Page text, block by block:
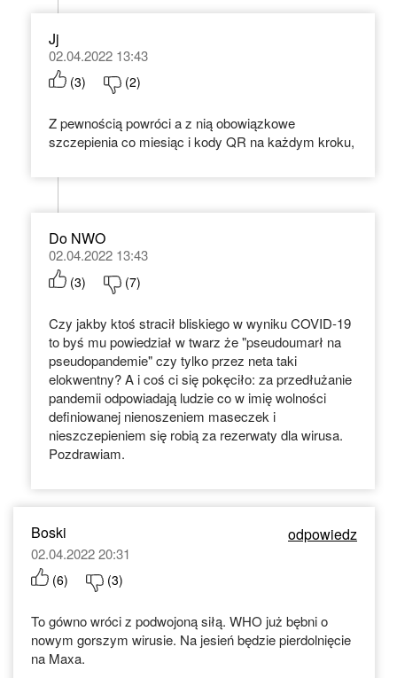
Jj
02.04.2022 13:43
(3) (2)
Z pewnością powróci a z nią obowiązkowe
szczepienia co miesiąc i kody QR na każdym kroku,
Do NWO
02.04.2022 13:43
(3) (7)
Czy jakby ktoś stracił bliskiego w wyniku COVID-19
to byś mu powiedział w twarz że "pseudoumarł na
pseudopandemie" czy tylko przez neta taki
elokwentny? A i coś ci się pokęciło: za przedłużanie
pandemii odpowiadają ludzie co w imię wolności
definiowanej nienoszeniem maseczek i
nieszczepieniem się robią za rezerwaty dla wirusa.
Pozdrawiam.
Boski odpowiedz
02.04.2022 20:31
(6) (3)
To gówno wróci z podwojoną siłą. WHO już bębni o
nowym gorszym wirusie. Na jesień będzie pierdolnięcie
na Maxa.